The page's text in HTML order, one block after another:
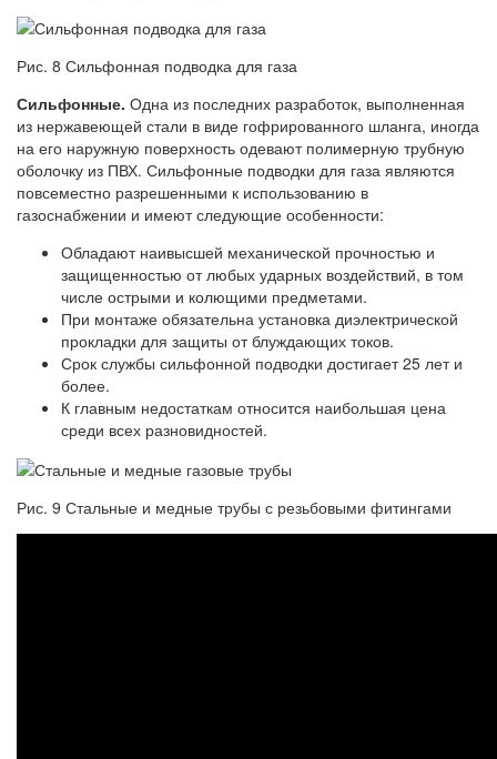
Рис. 8 Сильфонная подводка для газа
Сильфонные. Одна из последних разработок, выполненная
из нержавеющей стали в виде гофрированного шланга, иногда
на его наружную поверхность одевают полимерную трубную
оболочку из ПВХ. Сильфонные подводки для газа являются
повсеместно разрешенными к использованию в
газоснабжении и имеют следующие особенности:
Обладают наивысшей механической прочностью и
защищенностью от любых ударных воздействий, в том
числе острыми и колющими предметами.
При монтаже обязательна установка диэлектрической
прокладки для защиты от блуждающих токов.
Срок службы сильфонной подводки достигает 25 лет и
более.
К главным недостаткам относится наибольшая цена
среди всех разновидностей.
Рис. 9 Стальные и медные трубы с резьбовыми фитингами